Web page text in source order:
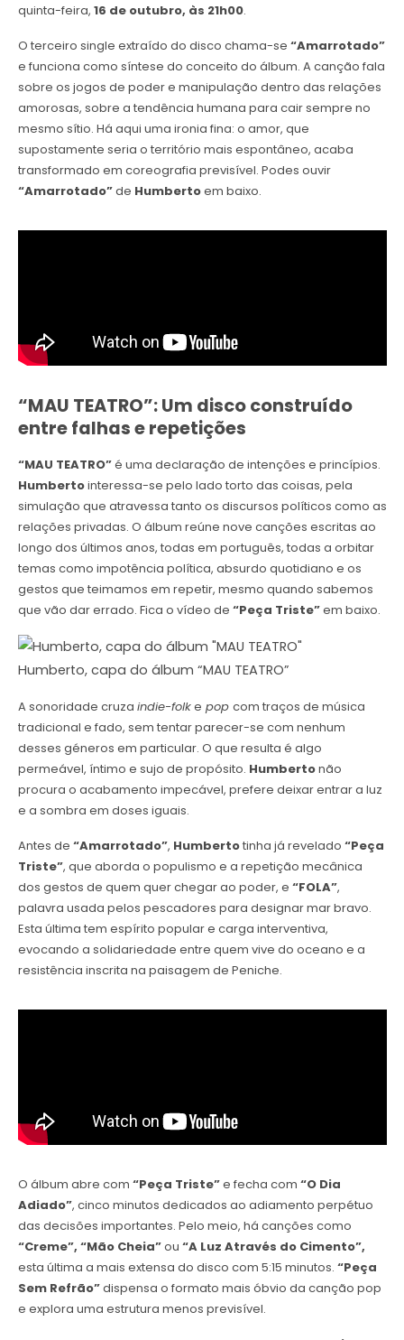
quinta-feira, 16 de outubro, às 21h00.
O terceiro single extraído do disco chama-se “Amarrotado”
e funciona como síntese do conceito do álbum. A canção fala
sobre os jogos de poder e manipulação dentro das relações
amorosas, sobre a tendência humana para cair sempre no
mesmo sítio. Há aqui uma ironia fina: o amor, que
supostamente seria o território mais espontâneo, acaba
transformado em coreografia previsível. Podes ouvir
“Amarrotado”de Humbertoem baixo.
“MAU TEATRO”:Um disco construído
entre falhas e repetições
“MAU TEATRO”é uma declaração de intenções e princípios.
Humbertointeressa-se pelo lado torto das coisas, pela
simulação que atravessa tanto os discursos políticos como as
relações privadas. O álbum reúne nove canções escritas ao
longo dos últimos anos, todas em português, todas a orbitar
temas como impotência política, absurdo quotidiano e os
gestos que teimamos em repetir, mesmo quando sabemos
que vão dar errado. Fica o vídeo de “Peça Triste”em baixo.
Humberto, capa do álbum “MAU TEATRO”
A sonoridade cruza indie-folke pop com traços de música
tradicional e fado, sem tentar parecer-se com nenhum
desses géneros em particular. O que resulta é algo
permeável, íntimo e sujo de propósito. Humbertonão
procura o acabamento impecável, prefere deixar entrar a luz
e a sombra em doses iguais.
Antes de “Amarrotado”, Humbertotinha já revelado “Peça
Triste”, que aborda o populismo e a repetição mecânica
dos gestos de quem quer chegar ao poder, e “FOLA”,
palavra usada pelos pescadores para designar mar bravo.
Esta última tem espírito popular e carga interventiva,
evocando a solidariedade entre quem vive do oceano e a
resistência inscrita na paisagem de Peniche.
O álbum abre com “Peça Triste”e fecha com “O Dia
Adiado”, cinco minutos dedicados ao adiamento perpétuo
das decisões importantes. Pelo meio, há canções como
“Creme”, “Mão Cheia”ou “A Luz Através do Cimento”,
esta última a mais extensa do disco com 5:15 minutos. “Peça
Sem Refrão”dispensa o formato mais óbvio da canção pop
e explora uma estrutura menos previsível.